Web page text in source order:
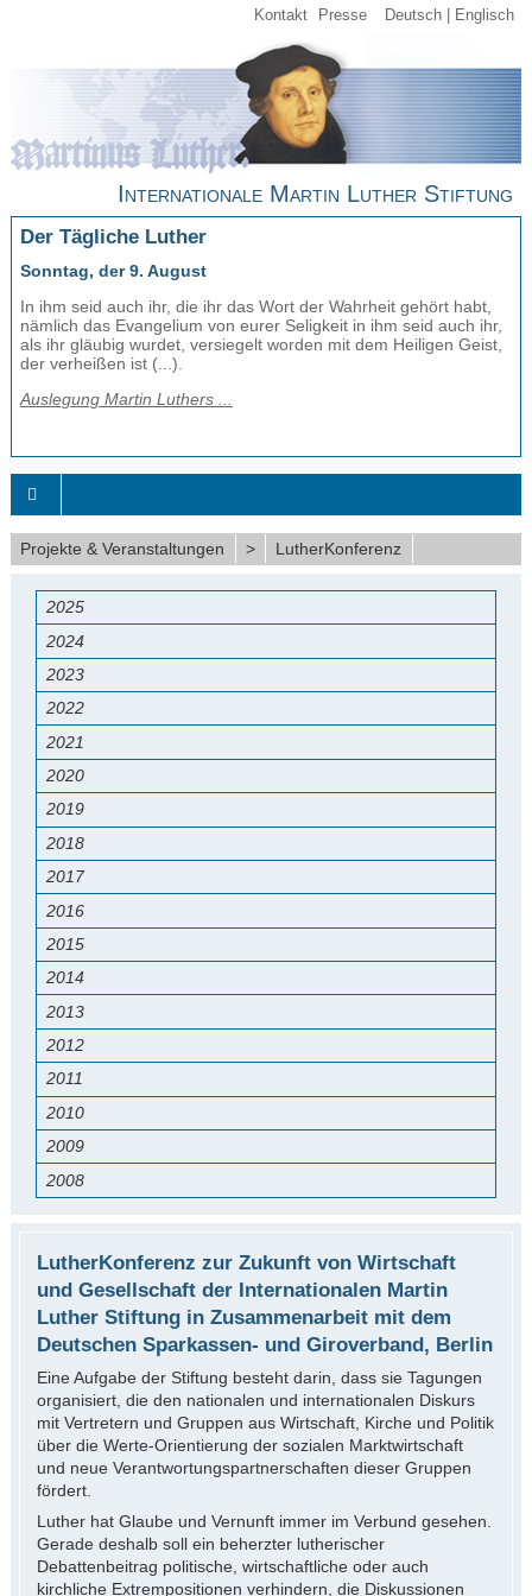
Kontakt Presse Deutsch Englisch
Internationale Martin Luther Stiftung
Der Tägliche Luther
Sonntag, der 9. August
In ihm seid auch ihr, die ihr das Wort der Wahrheit gehört habt,
nämlich das Evangelium von eurer Seligkeit in ihm seid auch ihr,
als ihr gläubig wurdet, versiegelt worden mit dem Heiligen Geist,
der verheißen ist (...).
Auslegung Martin Luthers ...
Projekte & Veranstaltungen > LutherKonferenz
2025
2024
2023
2022
2021
2020
2019
2018
2017
2016
2015
2014
2013
2012
2011
2010
2009
2008
LutherKonferenz zur Zukunft von Wirtschaft
und Gesellschaft der Internationalen Martin
Luther Stiftung in Zusammenarbeit mit dem
Deutschen Sparkassen- und Giroverband, Berlin
Eine Aufgabe der Stiftung besteht darin, dass sie Tagungen
organisiert, die den nationalen und internationalen Diskurs
mit Vertretern und Gruppen aus Wirtschaft, Kirche und Politik
über die Werte-Orientierung der sozialen Marktwirtschaft
und neue Verantwortungspartnerschaften dieser Gruppen
fördert.
Luther hat Glaube und Vernunft immer im Verbund gesehen.
Gerade deshalb soll ein beherzter lutherischer
Debattenbeitrag politische, wirtschaftliche oder auch
kirchliche Extrempositionen verhindern, die Diskussionen